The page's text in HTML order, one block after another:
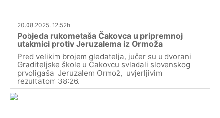
20.08.2025. 12:52h
Pobjeda rukometaša Čakovca u pripremnoj
utakmici protiv Jeruzalema iz Ormoža
Pred velikim brojem gledatelja, jučer su u dvorani
Graditeljske škole u Čakovcu svladali slovenskog
prvoligaša, Jeruzalem Ormož, uvjerljivim
rezultatom 38:26.